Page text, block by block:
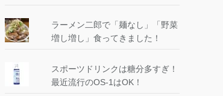
ラーメン二郎で「麺なし」「野菜
増し増し」食ってきました！
スポーツドリンクは糖分多すぎ！
最近流行のOS-1はOK！